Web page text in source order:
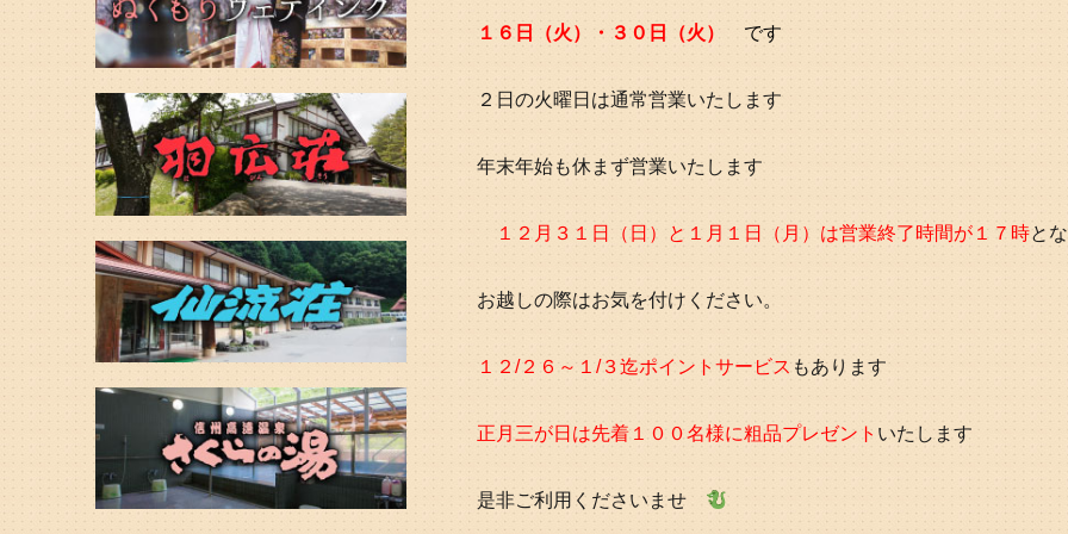
１６日（火）・３０日（火） です
２日の火曜日は通常営業いたします
年末年始も休まず営業いたします
１２月３１日（日）と１月１日（月）は営業終了時間が１７時と
お越しの際はお気を付けください。
１２/２６～１/３迄ポイントサービスもあります
正月三が日は先着１００名様に粗品プレゼント いたします
是非ご利用くださいませ